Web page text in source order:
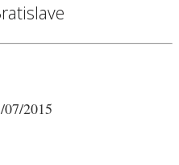
07/2015